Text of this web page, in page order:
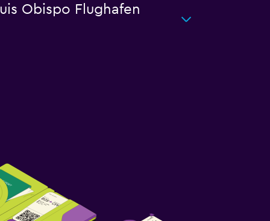
Obispo Flughafen